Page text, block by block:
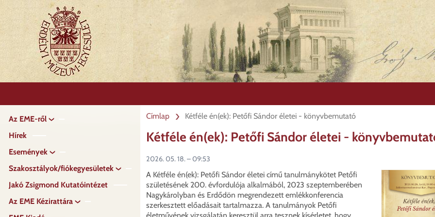
a
tartalomra
Címlap Kétféle én(ek): Petőfi Sándor életei - könyvbemutató
Kétféle én(ek): Petőfi Sándor életei -
2026. 05. 18. – 09:53
A Kétféle én(ek): Petőfi Sándor életei című tanulmánykötet Petőfi
születésének 200. évfordulója alkalmából, 2023 szeptemberében
Nagykárolyban és Erdődön megrendezett emlékkonferencia
szerkesztett előadásait tartalmazza. A tanulmányok Petőfi
Fő
navigáció
Az EME-ről
Hírek
Események
Szakosztályok/fiókegyesületek
Jakó Zsigmond Kutatóintézet
Az EME Kézirattára